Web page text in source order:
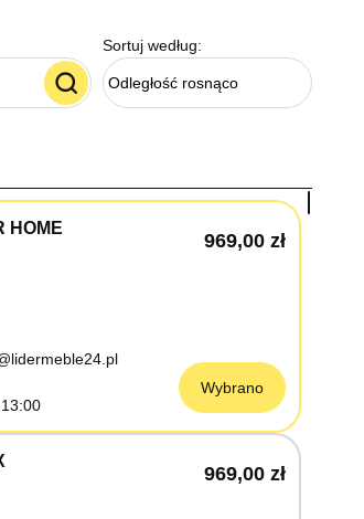
Sortuj według:
Odległość rosnąco
HOME
969,00 zł
Wybrano
969,00 zł